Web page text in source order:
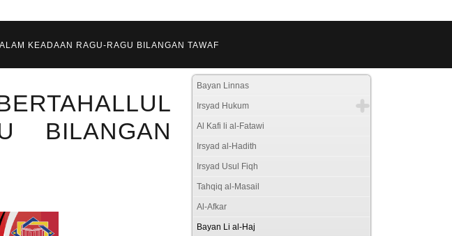
KEADAAN RAGU-RAGU BILANGAN TAWAF
BILANGAN
Bayan Linnas
Irsyad Hukum
Al Kafi li al-Fatawi
Irsyad al-Hadith
Irsyad Usul Fiqh
Tahqiq al-Masail
Al-Afkar
Bayan Li al-Haj